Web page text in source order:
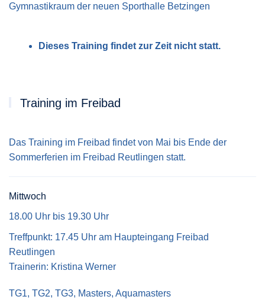
Gymnastikraum der neuen Sporthalle Betzingen
Dieses Training findet zur Zeit nicht statt.
Training im Freibad
Das Training im Freibad findet von Mai bis Ende der
Sommerferien im Freibad Reutlingen statt.
Mittwoch
18.00 Uhr bis 19.30 Uhr
Treffpunkt: 17.45 Uhr am Haupteingang Freibad
Reutlingen
Trainerin: Kristina Werner
TG1, TG2, TG3, Masters, Aquamasters